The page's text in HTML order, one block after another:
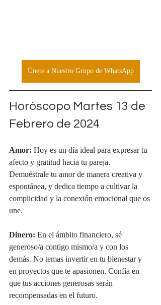
Únete a Nuestro Grupo de WhatsApp
Horóscopo Martes 13 de
Febrero de 2024
Amor: Hoy es un día ideal para expresar tu
afecto y gratitud hacia tu pareja.
Demuéstrale tu amor de manera creativa y
espontánea, y dedica tiempo a cultivar la
complicidad y la conexión emocional que os
une.
Dinero: En el ámbito financiero, sé
generoso/a contigo mismo/a y con los
demás. No temas invertir en tu bienestar y
en proyectos que te apasionen. Confía en
que tus acciones generosas serán
recompensadas en el futuro.